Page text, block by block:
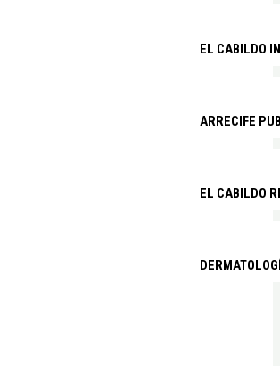
EL CABILDO
ARRECIFE
EL CABILDO